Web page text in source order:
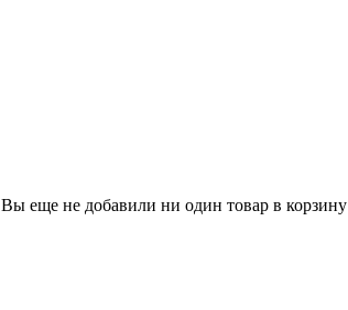
Вы еще не добавили ни один товар в корзину